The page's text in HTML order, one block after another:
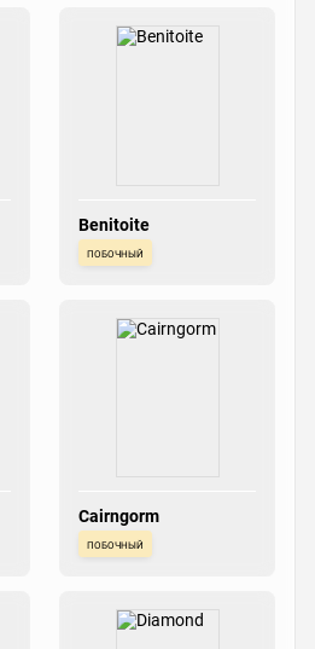
Benitoite
побочный
Cairngorm
побочный